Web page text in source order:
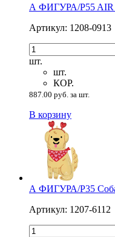
А ФИГУРА/P55 AIR
Артикул: 1208-0913
шт.
шт.
КОР.
887.00 руб. за шт.
В корзину
А ФИГУРА/P35
Артикул: 1207-6112